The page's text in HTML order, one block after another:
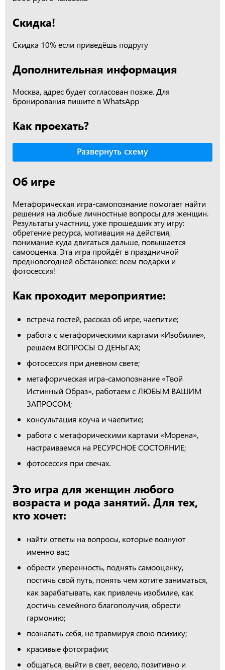
Скидка!
Скидка 10% если приведёшь подругу
Дополнительная информация
Москва, адрес будет согласован позже. Для
бронирования пишите в WhatsApp
Как проехать?
Развернуть схему
Об игре
Метафорическая игра-самопознание помогает найти
решения на любые личностные вопросы для женщин.
Результаты участниц, уже прошедших эту игру:
обретение ресурса, мотивация на действия,
понимание куда двигаться дальше, повышается
самооценка. Эта игра пройдёт в праздничной
предновогодней обстановке: всем подарки и
фотосессия!
Как проходит мероприятие:
встреча гостей, рассказ об игре, чаепитие;
работа с метафорическими картами «Изобилие»,
решаем ВОПРОСЫ О ДЕНЬГАХ;
фотосессия при дневном свете;
метафорическая игра-самопознание «Твой
Истинный Образ», работаем с ЛЮБЫМ ВАШИМ
ЗАПРОСОМ;
консультация коуча и чаепитие;
работа с метафорическими картами «Морена»,
настраиваемся на РЕСУРСНОЕ СОСТОЯНИЕ;
фотосессия при свечах.
Это игра для женщин любого
возраста и рода занятий. Для тех,
кто хочет:
найти ответы на вопросы, которые волнуют
именно вас;
обрести уверенность, поднять самооценку,
постичь свой путь, понять чем хотите заниматься,
как зарабатывать, как привлечь изобилие, как
достичь семейного благополучия, обрести
гармонию;
познавать себя, не травмируя свою психику;
красивые фотографии;
общаться, выйти в свет, весело, позитивно и